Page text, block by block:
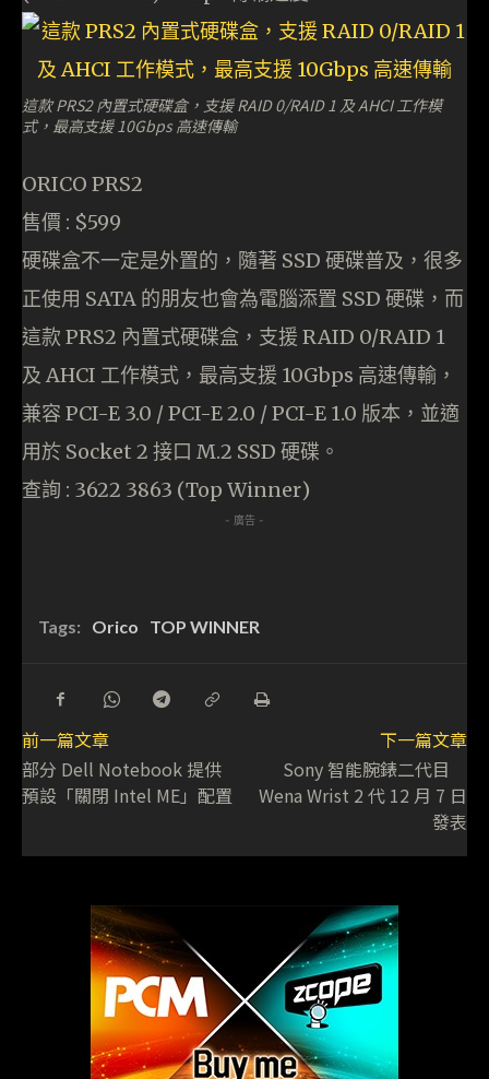
這款 PRS2 內置式硬碟盒，支援 RAID 0/RAID 1 及 AHCI 工作模
式，最高支援 10Gbps 高速傳輸
ORICO PRS2
售價 : $599
硬碟盒不一定是外置的，隨著 SSD 硬碟普及，很多
正使用 SATA 的朋友也會為電腦添置 SSD 硬碟，而
這款 PRS2 內置式硬碟盒，支援 RAID 0/RAID 1
及 AHCI 工作模式，最高支援 10Gbps 高速傳輸，
兼容 PCI-E 3.0 / PCI-E 2.0 / PCI-E 1.0 版本，並適
用於 Socket 2 接口 M.2 SSD 硬碟。
查詢 : 3622 3863 (Top Winner)
- 廣告 -
Tags: Orico TOP WINNER
前一篇文章
部分 Dell Notebook 提供
預設「關閉 Intel ME」配置
下一篇文章
Sony 智能腕錶二代目
Wena Wrist 2 代 12 月 7 日
發表